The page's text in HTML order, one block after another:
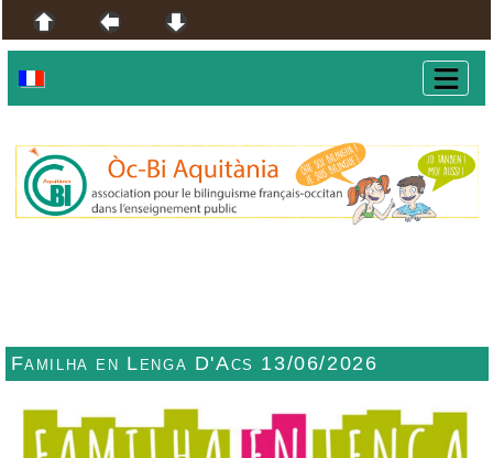
Familha en Lenga D'Acs 13/06/2026